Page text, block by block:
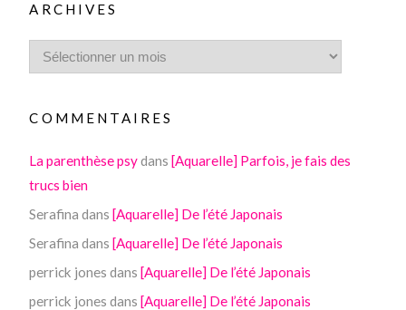
ARCHIVES
COMMENTAIRES
La parenthèse psydans [Aquarelle] Parfois, je fais des
trucs bien
Serafina dans [Aquarelle] De l’été Japonais
Serafina dans [Aquarelle] De l’été Japonais
perrick jones dans [Aquarelle] De l’été Japonais
perrick jones dans [Aquarelle] De l’été Japonais